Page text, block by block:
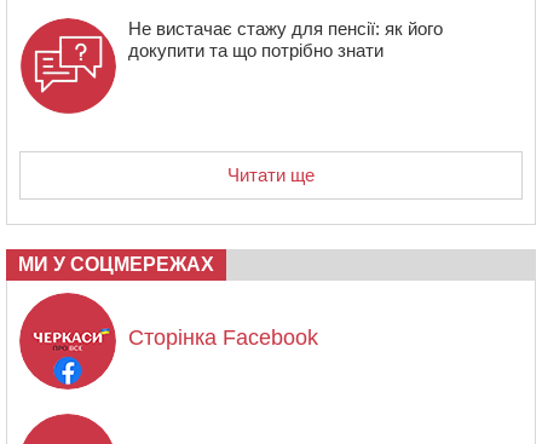
Не вистачає стажу для пенсії: як його
докупити та що потрібно знати
Читати ще
МИ У СОЦМЕРЕЖАХ
Сторінка Facebook